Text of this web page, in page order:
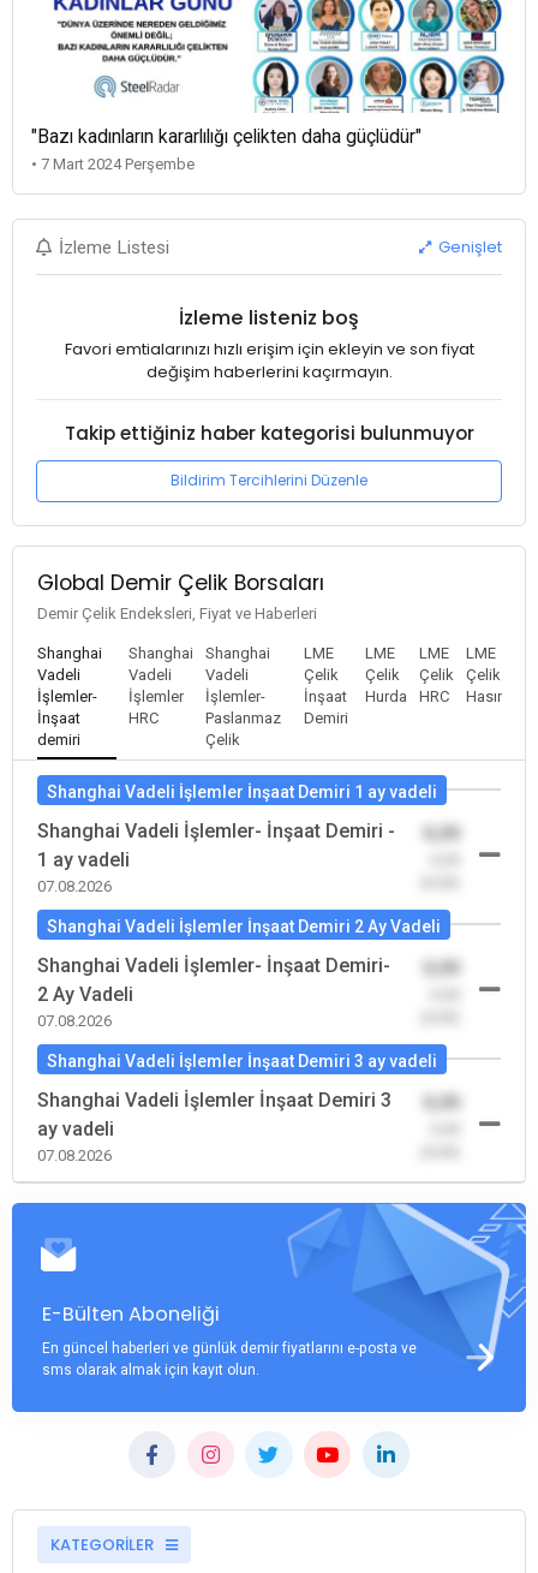
"Bazı kadınların kararlılığı çelikten daha güçlüdür"
• 7 Mart 2024 Perşembe
İzleme Listesi Genişlet
İzleme listeniz boş
Favori emtialarınızı hızlı erişim için ekleyin ve son fiyat
değişim haberlerini kaçırmayın.
Takip ettiğiniz haber kategorisi bulunmuyor
Bildirim Tercihlerini Düzenle
Global Demir Çelik Borsaları
Demir Çelik Endeksleri, Fiyat ve Haberleri
Shanghai
Vadeli
İşlemler-
İnşaat
demiri
Shanghai
Vadeli
İşlemler
HRC
Shanghai
Vadeli
İşlemler-
Paslanmaz
Çelik
LME
Çelik
İnşaat
Demiri
LME
Çelik
Hurda
LME
Çelik
HRC
LME
Çelik
Hasır
Shanghai Vadeli İşlemler İnşaat Demiri 1 ay vadeli
Shanghai Vadeli İşlemler- İnşaat Demiri -
1 ay vadeli
07.08.2026
Shanghai Vadeli İşlemler İnşaat Demiri 2 Ay Vadeli
Shanghai Vadeli İşlemler- İnşaat Demiri-
2 Ay Vadeli
07.08.2026
Shanghai Vadeli İşlemler İnşaat Demiri 3 ay vadeli
Shanghai Vadeli İşlemler İnşaat Demiri 3
ay vadeli
07.08.2026
E-Bülten Aboneliği
En güncel haberleri ve günlük demir fiyatlarını e-posta ve
sms olarak almak için kayıt olun.
KATEGORİLER